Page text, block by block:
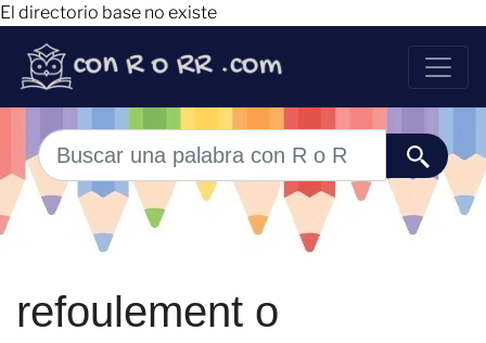
El directorio base no existe
refoulement o